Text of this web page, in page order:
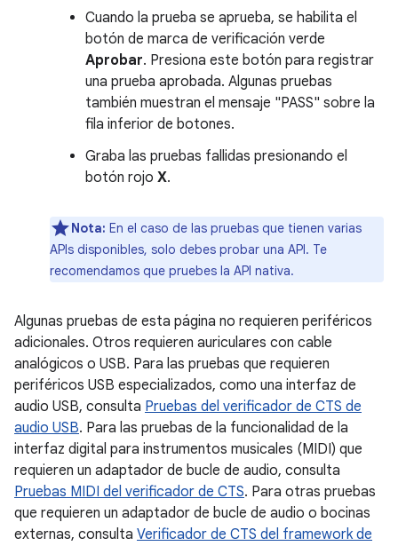
Cuando la prueba se aprueba, se habilita el
botón de marca de verificación verde
Aprobar. Presiona este botón para registrar
una prueba aprobada. Algunas pruebas
también muestran el mensaje "PASS" sobre la
fila inferior de botones.
Graba las pruebas fallidas presionando el
botón rojo X.
Nota: En el caso de las pruebas que tienen varias
APIs disponibles, solo debes probar una API. Te
recomendamos que pruebes la API nativa.
Algunas pruebas de esta página no requieren periféricos
adicionales. Otros requieren auriculares con cable
analógicos o USB. Para las pruebas que requieren
periféricos USB especializados, como una interfaz de
audio USB, consulta Pruebas del verificador de CTS de
audio USB. Para las pruebas de la funcionalidad de la
interfaz digital para instrumentos musicales (MIDI) que
requieren un adaptador de bucle de audio, consulta
Pruebas MIDI del verificador de CTS. Para otras pruebas
que requieren un adaptador de bucle de audio o bocinas
externas, consulta Verificador de CTS del framework de